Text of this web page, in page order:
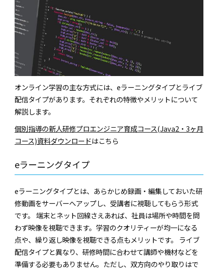
オンライン学習の主な方式には、eラーニングタイプとライブ
配信タイプがあります。それぞれの特徴やメリットについて
解説します。
個別指導の新人研修プロエンジニア育成コース(Java2・3ヶ月
コース)資料ダウンロードはこちら
eラーニングタイプ
eラーニングタイプとは、あらかじめ録画・編集しておいた研
修動画をサーバーへアップし、受講者に視聴してもらう形式
です。 端末とネット回線さえあれば、社員は場所や時間を問
わず映像を視聴できます。学習のクオリティーが均一になる
点や、繰り返し映像を視聴できる点もメリットです。 ライブ
配信タイプと異なり、研修時間に合わせて講師や機材などを
準備する必要もありません。ただし、双方向のやり取りはで